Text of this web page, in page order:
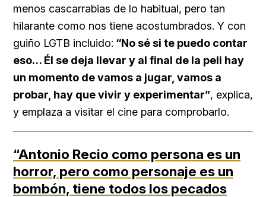
menos cascarrabias de lo habitual, pero tan
hilarante como nos tiene acostumbrados. Y con
guiño LGTB incluido: “No sé si te puedo contar
eso… Él se deja llevar y al final de la peli hay
un momento de vamos a jugar, vamos a
probar, hay que vivir y experimentar”, explica,
y emplaza a visitar el cine para comprobarlo.
“Antonio Recio como persona es un
horror, pero como personaje es un
bombón, tiene todos los pecados